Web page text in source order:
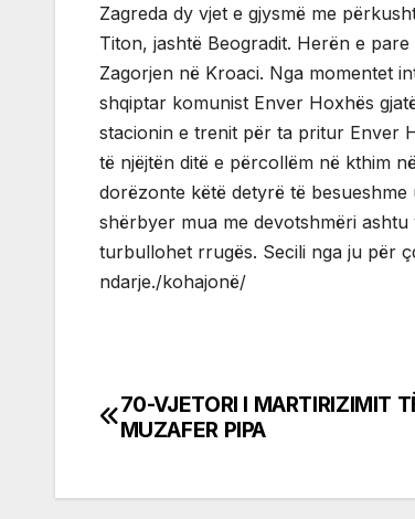
Zagreda dy vjet e gjysmë me
Titon, jashtë Beogradit. Herën e
Zagorjen në Kroaci. Nga momentet
shqiptar komunist Enver Hoxhës
stacionin e trenit për ta pritur Enver
të njëjtën ditë e përcollëm në kthim
dorëzonte këtë detyrë të
shërbyer mua me devotshmëri
turbullohet rrugës. Secili nga ju për
ndarje./kohajonë/
Post
70-VJETORI I MARTIRIZIMIT
MUZAFER PIPA